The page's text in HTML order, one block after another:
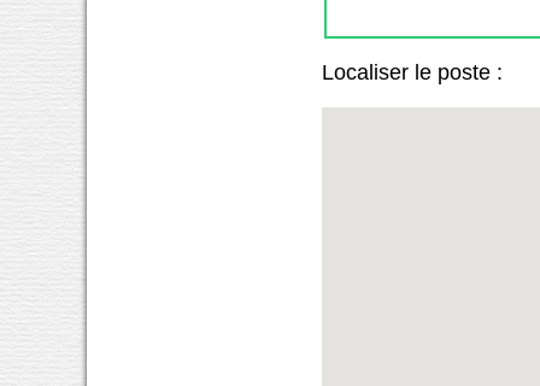
Localiser le poste :